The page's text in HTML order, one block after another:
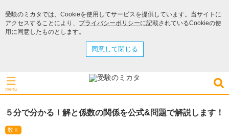
受験のミカタでは、Cookieを使用してサービスを提供しています。当サイトに
アクセスすることにより、 プライバシーポリシーに記載されているCookieの使
用に同意したものとします。
同意して閉じる
５分で分かる！解と係数の関係を公式&問題で解説します！
数Ⅱ